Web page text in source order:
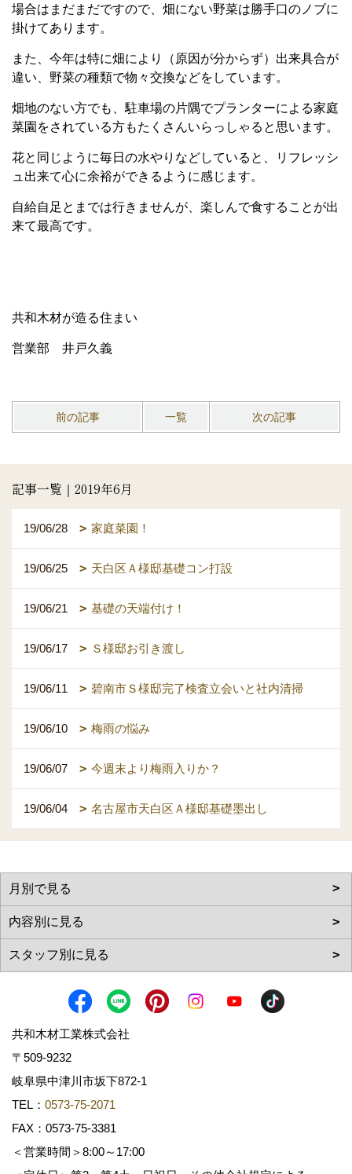
場合はまだまだですので、畑にない野菜は勝手口のノブに
掛けてあります。
また、今年は特に畑により（原因が分からず）出来具合が
違い、野菜の種類で物々交換などをしています。
畑地のない方でも、駐車場の片隅でプランターによる家庭
菜園をされている方もたくさんいらっしゃると思います。
花と同じように毎日の水やりなどしていると、リフレッシ
ュ出来て心に余裕ができるように感じます。
自給自足とまでは行きませんが、楽しんで食することが出
来て最高です。
共和木材が造る住まい
営業部 井戸久義
前の記事 一覧 次の記事
記事一覧｜2019年6月
19/06/28 家庭菜園！
19/06/25 天白区Ａ様邸基礎コン打設
19/06/21 基礎の天端付け！
19/06/17 Ｓ様邸お引き渡し
19/06/11 碧南市Ｓ様邸完了検査立会いと社内清掃
19/06/10 梅雨の悩み
19/06/07 今週末より梅雨入りか？
19/06/04 名古屋市天白区Ａ様邸基礎墨出し
共和木材工業株式会社
〒509-9232
岐阜県中津川市坂下872‐1
TEL： 0573-75-2071
FAX：0573-75-3381
＜営業時間＞8:00～17:00